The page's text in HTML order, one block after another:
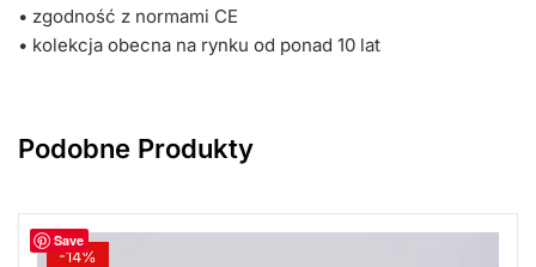
• zgodność z normami CE
• kolekcja obecna na rynku od ponad 10 lat
Podobne Produkty
Save
-14%